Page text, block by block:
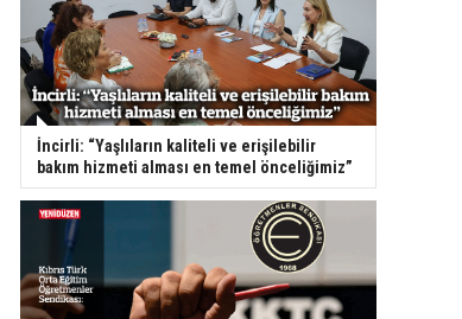
İncirli: “Yaşlıların kaliteli ve erişilebilir
bakım hizmeti alması en temel önceliğimiz”